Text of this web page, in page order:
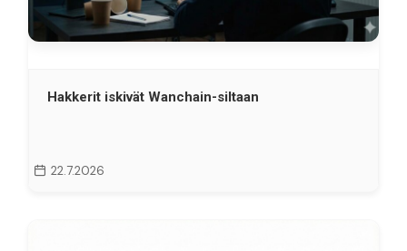
Hakkerit iskivät Wanchain-siltaan
22.7.2026